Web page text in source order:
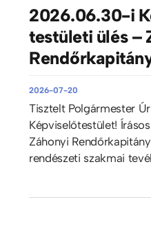
2026.06.30-i
testületi ülés –
2026-07-20
Tisztelt Polgármester
Képviselőtestület!
Záhonyi
rendészeti szakmai